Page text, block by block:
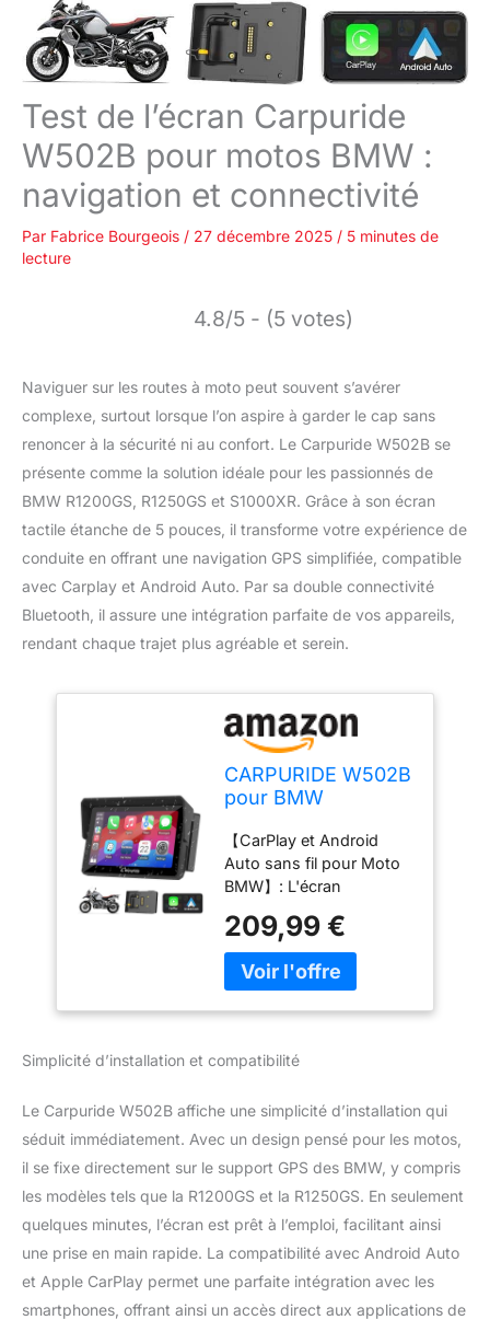
Test de l’écran Carpuride
W502B pour motos BMW :
navigation et connectivité
Par Fabrice Bourgeois / 27 décembre 2025 / 5 minutes de
lecture
4.8/5 - (5 votes)
Naviguer sur les routes à moto peut souvent s’avérer
complexe, surtout lorsque l’on aspire à garder le cap sans
renoncer à la sécurité ni au confort. Le Carpuride W502B se
présente comme la solution idéale pour les passionnés de
BMW R1200GS, R1250GS et S1000XR. Grâce à son écran
tactile étanche de 5 pouces, il transforme votre expérience de
conduite en offrant une navigation GPS simplifiée, compatible
avec Carplay et Android Auto. Par sa double connectivité
Bluetooth, il assure une intégration parfaite de vos appareils,
rendant chaque trajet plus agréable et serein.
CARPURIDE W502B
pour BMW
5" Android Auto
Bluetooth Dual
【CarPlay et Android
Auto sans fil pour Moto
BMW】: L'écran
moto avec CarPlay
personnalisé et un
support de moto
CarPlay ou Android Auto.
votre smartphone à
l'écran tactile de votre
moto via Bluetooth, vous
navigation GPS, aux
appels téléphoniques, à
la lecture de musique,
aux messages texte, etc.
avec l'aide de Siri ou de
209,99 €
Simplicité d’installation et compatibilité
Le Carpuride W502B affiche une simplicité d’installation qui
séduit immédiatement. Avec un design pensé pour les motos,
il se fixe directement sur le support GPS des BMW, y compris
les modèles tels que la R1200GS et la R1250GS. En seulement
quelques minutes, l’écran est prêt à l’emploi, facilitant ainsi
une prise en main rapide. La compatibilité avec Android Auto
et Apple CarPlay permet une parfaite intégration avec les
smartphones, offrant ainsi un accès direct aux applications de